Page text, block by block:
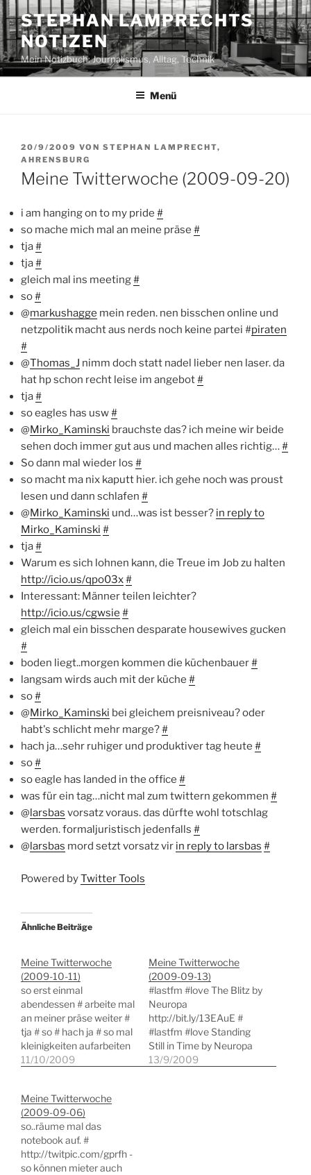
Zum
Inhalt
springen
STEPHAN LAMPRECHTS
NOTIZEN
Mein Notizbuch: Journalismus, Alltag, Technik
Menü
VERÖFFENTLICHT
AM
20/9/2009 VON STEPHAN LAMPRECHT,
AHRENSBURG
Meine Twitterwoche (2009-09-20)
i am hanging on to my pride #
so mache mich mal an meine präse #
tja#
tja#
gleich mal ins meeting#
so#
@markushagge mein reden. nen bisschen online und
netzpolitik macht aus nerds noch keine partei #piraten
#
@Thomas_J nimm doch statt nadel lieber nen laser. da
hat hp schon recht leise im angebot#
tja#
so eagles has usw#
@Mirko_Kaminski brauchste das? ich meine wir beide
sehen doch immer gut aus und machen alles richtig…#
So dann mal wieder los #
so macht ma nix kaputt hier. ich gehe noch was proust
lesen und dann schlafen #
@Mirko_Kaminski und…was ist besser? in reply to
Mirko_Kaminski #
tja#
Warum es sich lohnen kann, die Treue im Job zu halten
http://icio.us/qpo03x#
Interessant: Männer teilen leichter?
http://icio.us/cgwsie #
gleich mal ein bisschen desparate housewives gucken
#
boden liegt..morgen kommen die küchenbauer#
langsam wirds auch mit der küche #
so#
@Mirko_Kaminski bei gleichem preisniveau? oder
habt's schlicht mehr marge?#
hach ja…sehr ruhiger und produktiver tag heute #
so#
so eagle has landed in the office #
was für ein tag…nicht mal zum twittern gekommen #
@larsbas vorsatz voraus. das dürfte wohl totschlag
werden. formaljuristisch jedenfalls #
@larsbas mord setzt vorsatz vir in reply to larsbas #
Powered byTwitter Tools
Ähnliche Beiträge
Meine Twitterwoche
(2009-10-11)
so erst einmal
abendessen # arbeite mal
an meiner präse weiter #
tja # so # hach ja # so mal
kleinigkeiten aufarbeiten
und meine präse für
neues buch ist da. ändert
nix am scheiss wetter #
hach # #lastfm #love
Showroom Dummies by…
11/10/2009
Meine Twitterwoche
(2009-09-13)
#lastfm #love The Blitz by
Neuropa
http://bit.ly/13EAuE #
#lastfm #love Standing
Still in Time by Neuropa
http://bit.ly/Zb049 # so #
13/9/2009
Meine Twitterwoche
(2009-09-06)
so..räume mal das
notebook auf. #
http://twitpic.com/gprfh -
so können mieter auch